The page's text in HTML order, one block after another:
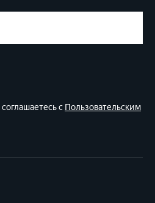
с Пользовательским